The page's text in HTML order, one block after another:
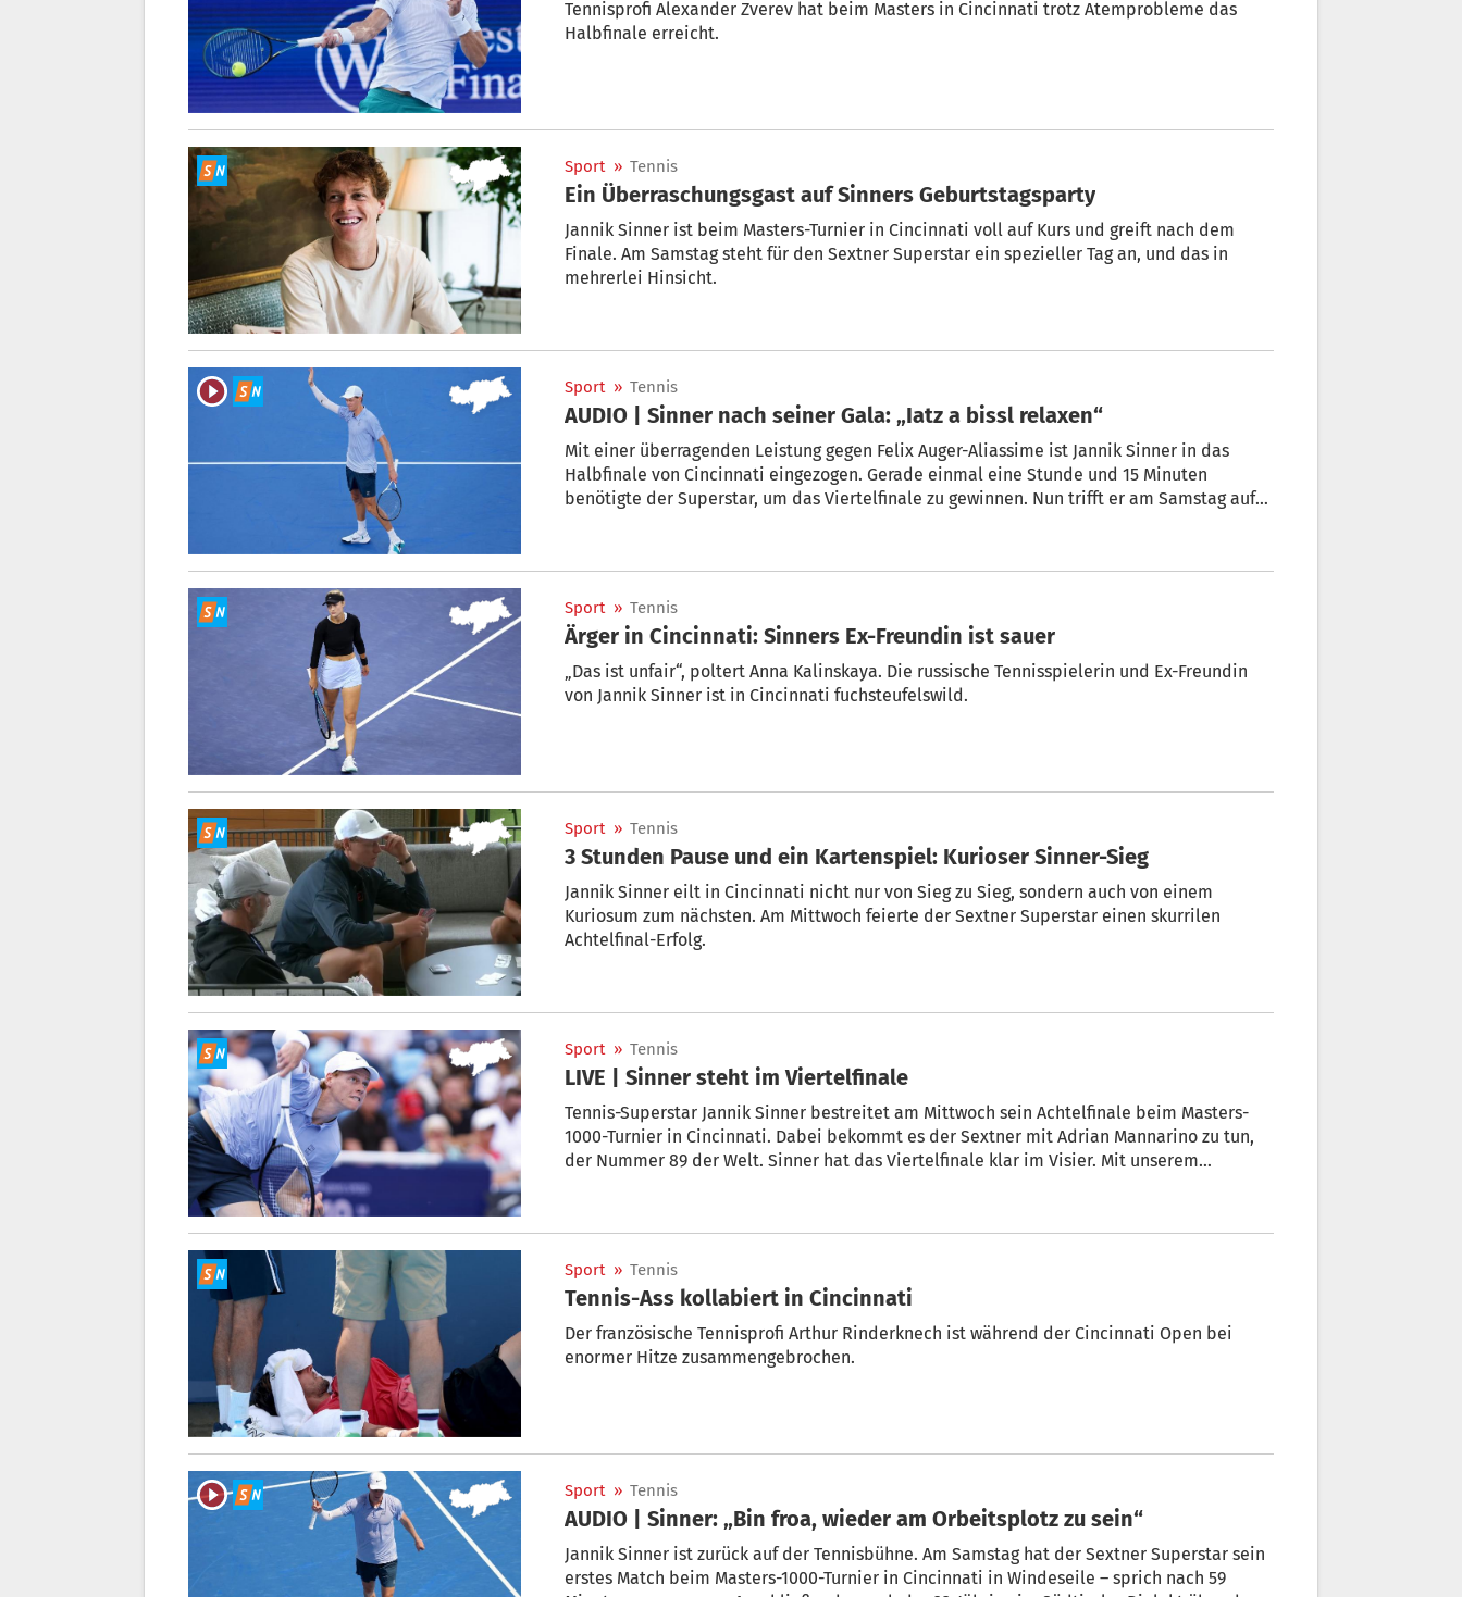
Tennisprofi Alexander Zverev hat beim Masters in Cincinnati trotz Atemprobleme das
Halbfinale erreicht.
Sport » Tennis
Ein Überraschungsgast auf Sinners Geburtstagsparty
Jannik Sinner ist beim Masters-Turnier in Cincinnati voll auf Kurs und greift nach dem
Finale. Am Samstag steht für den Sextner Superstar ein spezieller Tag an, und das in
mehrerlei Hinsicht.
Sport » Tennis
AUDIO | Sinner nach seiner Gala: „Iatz a bissl relaxen“
Mit einer überragenden Leistung gegen Felix Auger-Aliassime ist Jannik Sinner in das
Halbfinale von Cincinnati eingezogen. Gerade einmal eine Stunde und 15 Minuten
benötigte der Superstar, um das Viertelfinale zu gewinnen. Nun trifft er am Samstag auf
Sport » Tennis
Ärger in Cincinnati: Sinners Ex-Freundin ist sauer
„Das ist unfair“, poltert Anna Kalinskaya. Die russische Tennisspielerin und Ex-Freundin
von Jannik Sinner ist in Cincinnati fuchsteufelswild.
Sport » Tennis
3 Stunden Pause und ein Kartenspiel: Kurioser Sinner-Sieg
Jannik Sinner eilt in Cincinnati nicht nur von Sieg zu Sieg, sondern auch von einem
Kuriosum zum nächsten. Am Mittwoch feierte der Sextner Superstar einen skurrilen
Achtelfinal-Erfolg.
Sport » Tennis
LIVE | Sinner steht im Viertelfinale
Tennis-Superstar Jannik Sinner bestreitet am Mittwoch sein Achtelfinale beim Masters-
1000-Turnier in Cincinnati. Dabei bekommt es der Sextner mit Adrian Mannarino zu tun,
der Nummer 89 der Welt. Sinner hat das Viertelfinale klar im Visier. Mit unserem
Sport » Tennis
Tennis-Ass kollabiert in Cincinnati
Der französische Tennisprofi Arthur Rinderknech ist während der Cincinnati Open bei
enormer Hitze zusammengebrochen.
Sport » Tennis
AUDIO | Sinner: „Bin froa, wieder am Orbeitsplotz zu sein“
Jannik Sinner ist zurück auf der Tennisbühne. Am Samstag hat der Sextner Superstar sein
erstes Match beim Masters-1000-Turnier in Cincinnati in Windeseile – sprich nach 59